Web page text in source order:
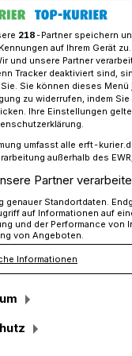
schlägt Alarm​:
auf der
Höhe
waren wir
und
das vieles
gejubelte
Rolf
218-Partner speichern
auf Ihrem Gerät
und unsere Partner
Tracker deaktiviert sind,
Sie können dieses
zu widerrufen, indem
Ihre Einstellungen
umfasst alle erft-
außerhalb des
Partner
genauer Standortdaten.
auf Informationen auf
und der Performance
von Angeboten.
Informationen